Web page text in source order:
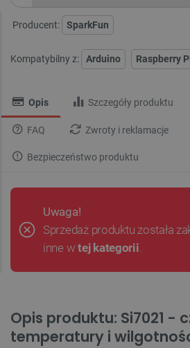
Producent: SparkFun
Kompatybilny z: Arduino Raspberry
Opis Szczegóły produktu
FAQ Zwroty i reklamacje
Bezpieczeństwo produktu
Uwaga!
Sprzedaż produktu została
inne wtej kategorii.
Opis produktu: Si7021 -
temperatury i